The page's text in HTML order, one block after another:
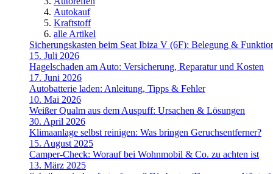
Autokauf
Kraftstoff
alle Artikel
Sicherungskasten beim Seat Ibiza V (6F): Belegung &
15. Juli 2026
Hagelschaden am Auto: Versicherung, Reparatur und Kosten
17. Juni 2026
Autobatterie laden: Anleitung, Tipps & Fehler
10. Mai 2026
Weißer Qualm aus dem Auspuff: Ursachen & Lösungen
30. April 2026
Klimaanlage selbst reinigen: Was bringen Geruchsentferner?
15. August 2025
Camper-Check: Worauf bei Wohnmobil & Co. zu achten ist
13. März 2025